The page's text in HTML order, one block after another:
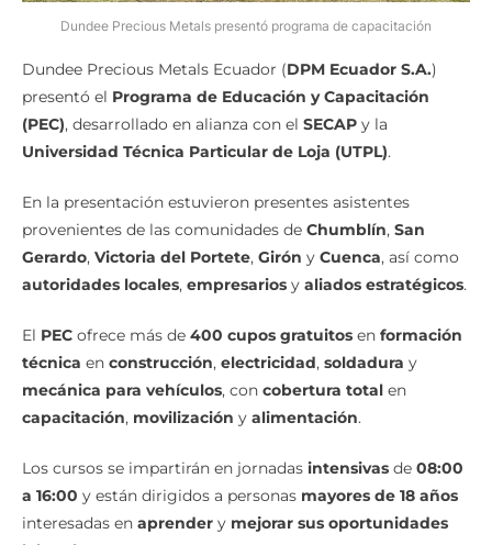
Dundee Precious Metals presentó programa de capacitación
Dundee Precious Metals Ecuador (DPM Ecuador S.A.)
presentó el Programa de Educación y Capacitación
(PEC), desarrollado en alianza con el SECAP y la
Universidad Técnica Particular de Loja (UTPL).
En la presentación estuvieron presentes asistentes
provenientes de las comunidades de Chumblín, San
Gerardo, Victoria del Portete, Girón y Cuenca, así como
autoridades locales, empresarios y aliados estratégicos.
El PEC ofrece más de 400 cupos gratuitos en formación
técnica en construcción, electricidad, soldadura y
mecánica para vehículos, con cobertura total en
capacitación, movilización y alimentación.
Los cursos se impartirán en jornadas intensivas de 08:00
a 16:00 y están dirigidos a personas mayores de 18 años
interesadas en aprender y mejorar sus oportunidades